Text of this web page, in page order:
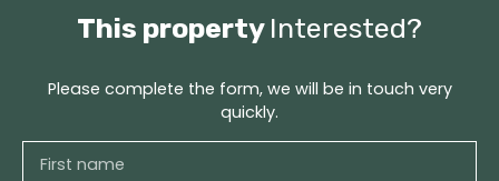
This property Interested?
Please complete the form, we will be in touch very
quickly.
First name